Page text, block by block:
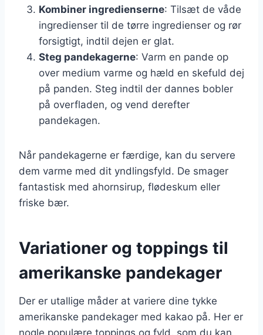
Kombiner ingredienserne: Tilsæt de våde
ingredienser til de tørre ingredienser og rør
forsigtigt, indtil dejen er glat.
Steg pandekagerne: Varm en pande op
over medium varme og hæld en skefuld dej
på panden. Steg indtil der dannes bobler
på overfladen, og vend derefter
pandekagen.
Når pandekagerne er færdige, kan du servere
dem varme med dit yndlingsfyld. De smager
fantastisk med ahornsirup, flødeskum eller
friske bær.
Variationer og toppings til
amerikanske pandekager
Der er utallige måder at variere dine tykke
amerikanske pandekager med kakao på. Her er
nogle populære toppings og fyld, som du kan